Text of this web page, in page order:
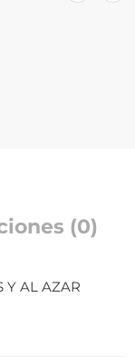
(0)
Y AL AZAR